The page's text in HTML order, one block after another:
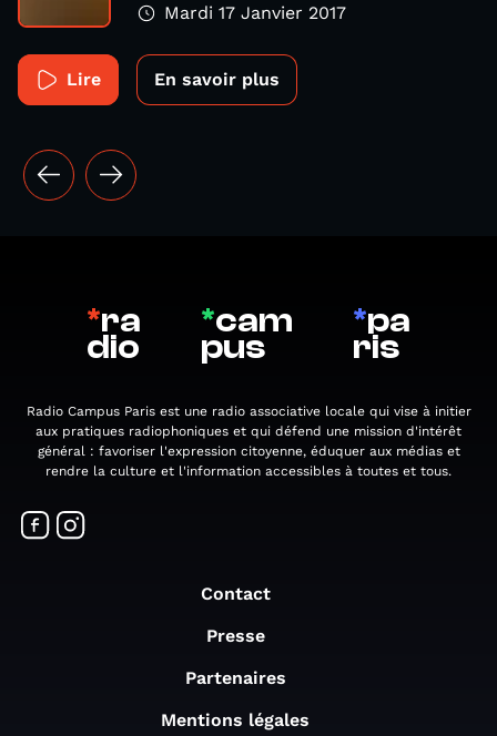
Mardi 17 Janvier 2017
Lire En savoir plus
*ra
dio
*cam
pus
*pa
ris
Radio Campus Paris est une radio associative locale qui vise à initier
aux pratiques radiophoniques et qui défend une mission d'intérêt
général : favoriser l'expression citoyenne, éduquer aux médias et
rendre la culture et l'information accessibles à toutes et tous.
Contact
Presse
Partenaires
Mentions légales